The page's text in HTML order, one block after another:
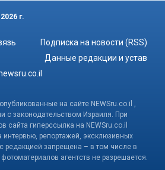
г.
Подписка на новости (RSS)
Данные редакции и устав
на сайте NEWSru.co.il ,
с законодательством Израиля. При
сайта гиперссылка на NEWSru.co.il
интервью, репортажей, эксклюзивных
редакцией запрещена – в том числе в
агентств не разрешается.